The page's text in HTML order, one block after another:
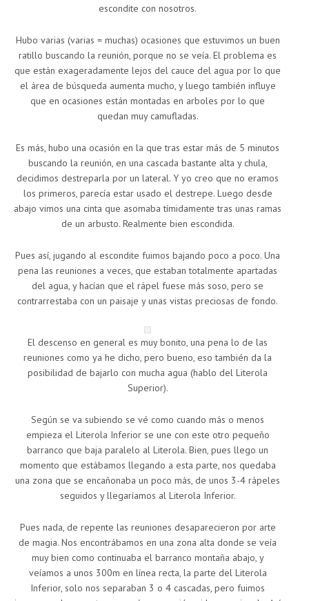
escondite con nosotros.
Hubo varias (varias = muchas) ocasiones que estuvimos un buen
ratillo buscando la reunión, porque no se veía. El problema es
que están exageradamente lejos del cauce del agua por lo que
el área de búsqueda aumenta mucho, y luego también influye
que en ocasiones están montadas en arboles por lo que
quedan muy camufladas.
Es más, hubo una ocasión en la que tras estar más de 5 minutos
buscando la reunión, en una cascada bastante alta y chula,
decidimos destreparla por un lateral. Y yo creo que no eramos
los primeros, parecía estar usado el destrepe. Luego desde
abajo vimos una cinta que asomaba tímidamente tras unas ramas
de un arbusto. Realmente bien escondida.
Pues así, jugando al escondite fuimos bajando poco a poco. Una
pena las reuniones a veces, que estaban totalmente apartadas
del agua, y hacían que el rápel fuese más soso, pero se
contrarrestaba con un paisaje y unas vistas preciosas de fondo.
El descenso en general es muy bonito, una pena lo de las
reuniones como ya he dicho, pero bueno, eso también da la
posibilidad de bajarlo con mucha agua (hablo del Literola
Superior).
Según se va subiendo se vé como cuando más o menos
empieza el Literola Inferior se une con este otro pequeño
barranco que baja paralelo al Literola. Bien, pues llego un
momento que estábamos llegando a esta parte, nos quedaba
una zona que se encañonaba un poco más, de unos 3-4 rápeles
seguidos y llegaríamos al Literola Inferior.
Pues nada, de repente las reuniones desaparecieron por arte
de magia. Nos encontrábamos en una zona alta donde se veía
muy bien como continuaba el barranco montaña abajo, y
veíamos a unos 300m en línea recta, la parte del Literola
Inferior, solo nos separaban 3 o 4 cascadas, pero fuimos